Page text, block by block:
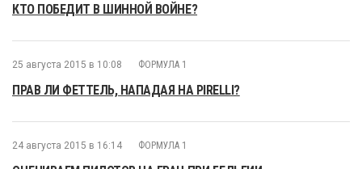
КТО ПОБЕДИТ В ШИННОЙ ВОЙНЕ?
25 августа 2015 в 10:08 ФОРМУЛА 1
ПРАВ ЛИ ФЕТТЕЛЬ, НАПАДАЯ НА PIRELLI?
24 августа 2015 в 16:14 ФОРМУЛА 1